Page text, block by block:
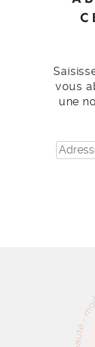
vous
une
e-